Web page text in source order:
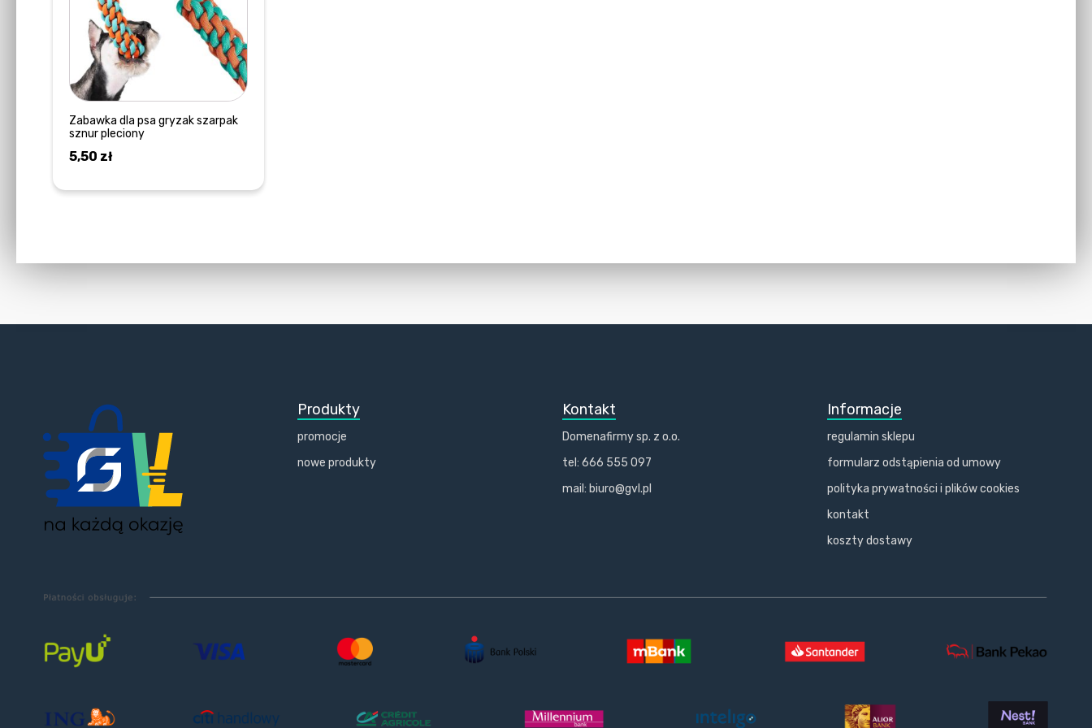
Zabawka dla psa gryzak szarpak
sznur pleciony
5,50 zł
wariantów.
Opcje
można
wybrać
na
stronie
produktu
Produkty
promocje
nowe produkty
Kontakt
Domenafirmy sp. z o.o.
tel: 666 555 097
mail: biuro@gvl.pl
Informacje
regulamin sklepu
formularz odstąpienia od umowy
polityka prywatności i plików cookies
kontakt
koszty dostawy